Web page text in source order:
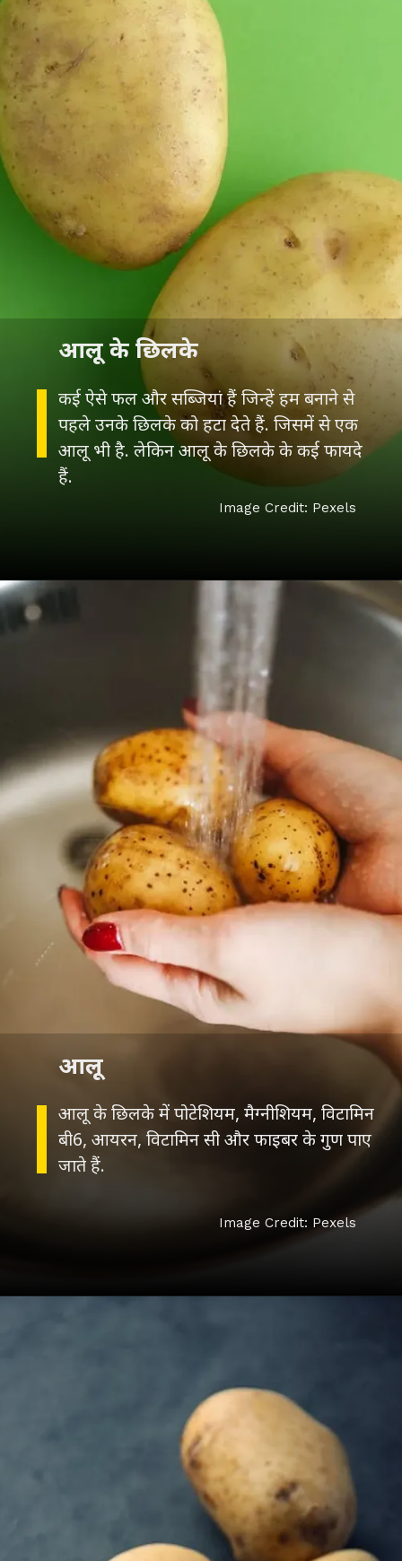
कई ऐसे फल और सब्जियां हैं जिन्हें हम बनाने से
पहले उनके छिलके को हटा देते हैं. जिसमें से एक
आलू भी है. लेकिन आलू के छिलके के कई फायदे
हैं.
आलू के छिलके
Image Credit: Pexels
आलू के छिलके में पोटेशियम, मैग्नीशियम, विटामिन
बी6, आयरन, विटामिन सी और फाइबर के गुण पाए
जाते हैं.
आलू
Image Credit: Pexels